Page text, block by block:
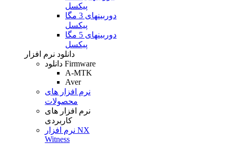
پیکسل
دوربینهای 3 مگا
پیکسل
دوربینهای 5 مگا
پیکسل
دانلود نرم افزار
دانلود Firmware
A-MTK
Aver
نرم افزار های
محصولات
نرم افزار های
کاربردی
نرم افزار NX
Witness